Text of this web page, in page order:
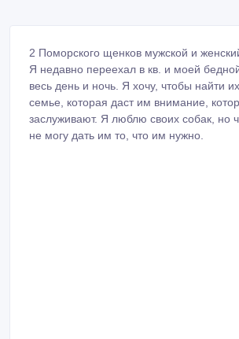
2 Поморского щенков мужской и
Я недавно переехал в кв. и моей
весь день и ночь. Я хочу, чтобы найти
семье, которая даст им внимание,
заслуживают. Я люблю своих собак, но
не могу дать им то, что им нужно.